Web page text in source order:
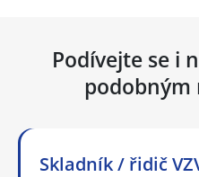
Podívejte se i
podobným
Skladník / řidič